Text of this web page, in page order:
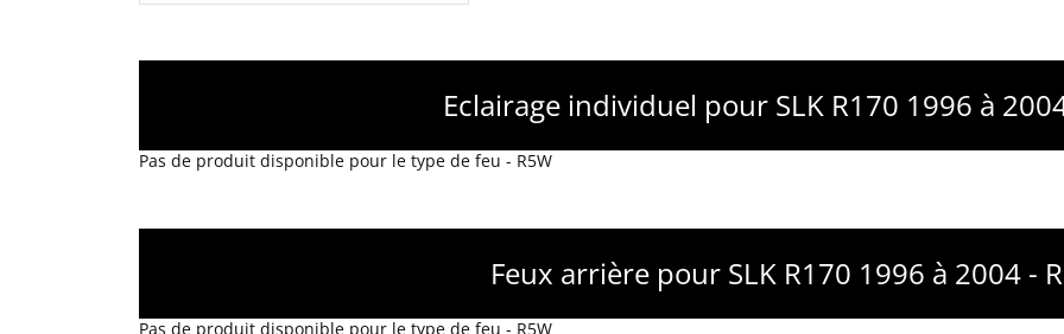
Eclairage individuel pour SLK R170 1996 à
Pas de produit disponible pour le type de feu - R5W
Feux arrière pour SLK R170 1996 à 2004 -
Pas de produit disponible pour le type de feu - R5W